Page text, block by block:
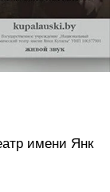
имени Янк